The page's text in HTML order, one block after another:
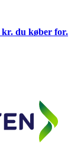
du køber for.